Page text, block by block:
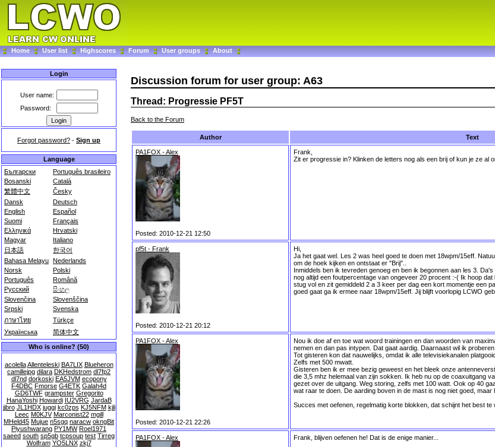
Home User list Highscores Forum User groups About
Login
User name:
Password:
Forgot password? - Sign up
Language
Български
Português brasileiro
Bosanski
Català
繁體中文
Česky
Dansk
Deutsch
English
Español
Suomi
Français
Ελληνικά
Hrvatski
Magyar
Italiano
日本語
한국어
Bahasa Melayu Nederlands
Norsk
Polski
Português
Română
Русский
සිංහල
Slovenčina
Slovenščina
Srpski
Svenska
ภาษาไทย
Türkçe
Українська
简体中文
Who is online? (50)
acolella Allenteleski BA7LIX Blueheron
camillejpg dilara DKHedstrom dl7fp2
dl7nd dorkoski EA5JVM ecopony
F4DBC Fmorse G4ETK Galah4d
GD6TWF grampster Gregorito
HanaYoshi Howardi IU2VRG JardaB
jjbro JL1HDX juggi kc0zps KJ5NFM kjli
Leec M0KJV Marconist22 mgill
MHeld45 Mujue n5sgq naracw okngBit
Piyushwarang PY1MW Roel1971
saeed south sp5gb tcpsoup test Tirreg
Wolfram YO5LNX zkj7
Discussion forum for user group: A63
Thread: Progressie PF5T
Back to the Forum
Author Text
PA1FOX - Alex
Posted: 2010-12-21 12:50
Frank,
Zit er progressie in? Klinken de letters nog als een brij of kun je ze al
pf5t - Frank
Posted: 2010-12-21 20:12
Hi,
Ja het gaat wel. Les 2 was heel goed te doen met 18wpm/15eff.
om de hoek kijken en ontstaat er "Brij"..
Inmiddels ben ik tevreden genoeg en ben ik begonnen aan les 3.
nog altijd een foutpercentage van ongeveer 20 procent :-( Ik hoop
stug vol en zit gemiddeld 2 a 3 keer per dag een kort momentje een
goed gaat ga ik ermee naar 18wpm/15eff. Jij blijft voorlopig LCWO
PA1FOX - Alex
Posted: 2010-12-21 22:26
Nou ik doe af en toe wat woord trainingen en dan woorden van
nemen en dan pas intypen. Dat gaat aardig. Daarnaast wil ik
Tot gisteren kon dat nauwelijks, omdat ik alle televisiekanalen
Zelfs met 500 mwatt.
Gisteren ben ik er mee bezig geweest en het bleek onze
die 3,5 mhz helemaal van zijn sokken. Ik heb nu op de coaxuitgang
gezet over de uitgang. Weg storing, zelfs met 100 watt. Ook op 40
wat raar te doen. De aarding boven in de mast is nog niet goed,
Succes met oefenen, regelmatig korte blokken, dat schijnt het best te
PA1FOX - Alex Frank, blijven oefenen he! Dat is de enige manier...